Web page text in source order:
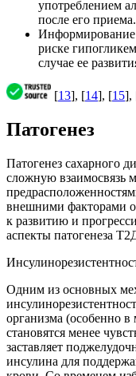
употреблением
после его приема.
риске
случае ее
[13], [14], [15],
Патогенез
Патогенез сахарного
сложную взаимосвязь
внешними факторами
к развитию и
аспекты патогенеза
Одним из основных
организма (особенно
становятся менее
заставляет
инсулина для